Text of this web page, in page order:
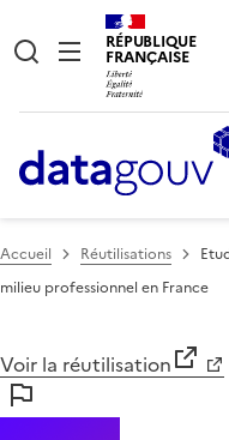
RÉPUBLIQUE
FRANÇAISE
Accueil Réutilisations
milieu professionnel en France
Voir la réutilisation